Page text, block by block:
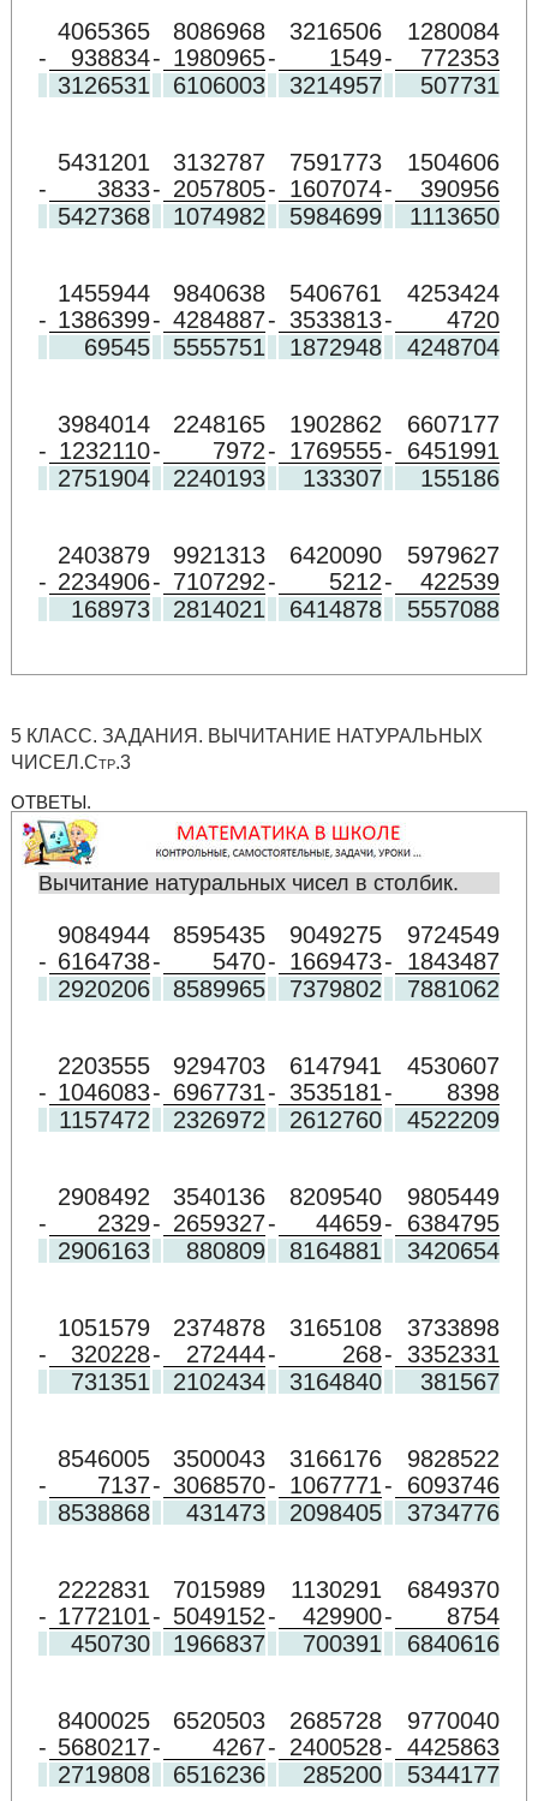
4065365 8086968 3216506
1280084
-
938834- 1980965- 1549-
772353
3126531
6106003 3214957 507731
5431201 3132787 7591773
1504606
-
3833- 2057805- 1607074-
390956
5427368
1074982 5984699 1113650
1455944 9840638 5406761
4253424
- 1386399- 4284887- 3533813-
4720
69545
5555751 1872948 4248704
3984014 2248165 1902862
6607177
- 1232110- 7972- 1769555-
6451991
2751904
2240193 133307 155186
2403879 9921313 6420090
5979627
- 2234906- 7107292- 5212-
422539
168973
2814021 6414878 5557088
5 КЛАСС. ЗАДАНИЯ. ВЫЧИТАНИЕ НАТУРАЛЬНЫХ
ЧИСЕЛ.Стр.3
ОТВЕТЫ.
Вычитание натуральных чисел в столбик.
9084944 8595435 9049275
9724549
- 6164738- 5470- 1669473-
1843487
2920206
8589965 7379802 7881062
2203555 9294703 6147941
4530607
- 1046083- 6967731- 3535181-
8398
1157472
2326972 2612760 4522209
2908492 3540136 8209540
9805449
-
2329- 2659327- 44659-
6384795
2906163
880809 8164881 3420654
1051579 2374878 3165108
3733898
-
320228- 272444- 268-
3352331
731351
2102434 3164840 381567
8546005 3500043 3166176
9828522
-
7137- 3068570- 1067771-
6093746
8538868
431473 2098405 3734776
2222831 7015989 1130291
6849370
- 1772101- 5049152- 429900-
8754
450730
1966837 700391 6840616
8400025 6520503 2685728
9770040
- 5680217- 4267- 2400528- 4425863
2719808
6516236 285200 5344177